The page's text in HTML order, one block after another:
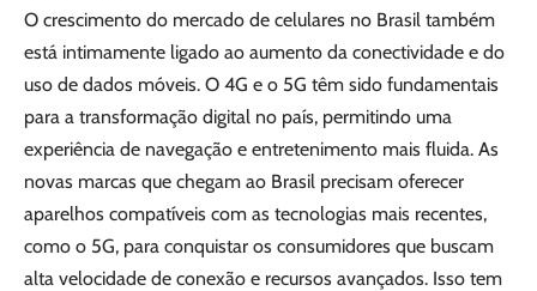
O crescimento do mercado de celulares no Brasil também
está intimamente ligado ao aumento da conectividade e do
uso de dados móveis. O 4G e o 5G têm sido fundamentais
para a transformação digital no país, permitindo uma
experiência de navegação e entretenimento mais fluida. As
novas marcas que chegam ao Brasil precisam oferecer
aparelhos compatíveis com as tecnologias mais recentes,
como o 5G, para conquistar os consumidores que buscam
alta velocidade de conexão e recursos avançados. Isso tem